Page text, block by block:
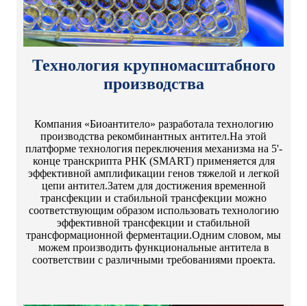
Технология крупномасштабного
производства
Компания «Биоантитело» разработала технологию
производства рекомбинантных антител.На этой
платформе технология переключения механизма на 5'-
конце транскрипта РНК (SMART) применяется для
эффективной амплификации генов тяжелой и легкой
цепи антител.Затем для достижения временной
трансфекции и стабильной трансфекции можно
соответствующим образом использовать технологию
эффективной трансфекции и стабильной
трансформационной ферментации.Одним словом, мы
можем производить функциональные антитела в
соответствии с различными требованиями проекта.